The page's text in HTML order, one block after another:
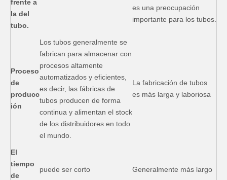
frente a
la del
tubo.
es una preocupación
importante para los tubos.
Proceso
de
producc
ión
Los tubos generalmente se
fabrican para almacenar con
procesos altamente
automatizados y eficientes,
es decir, las fábricas de
tubos producen de forma
continua y alimentan el stock
de los distribuidores en todo
el mundo.
La fabricación de tubos
es más larga y laboriosa
El
tiempo
de
puede ser corto Generalmente más largo